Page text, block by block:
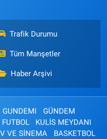
Trafik Durumu
Tüm Manşetler
Haber Arşivi
GUNDEMI
GÜNDEM
FUTBOL
KULİS MEYDANI
VE SİNEMA BASKETBOL